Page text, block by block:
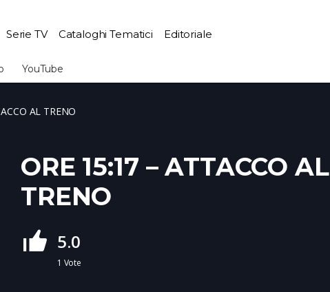
Serie TV Cataloghi Tematici Editoriale
YouTube
AL TRENO
ORE 15:17 – ATTACCO AL
TRENO
5.0
1 Vote